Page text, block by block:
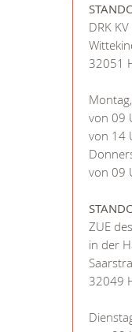
DRK
32051
von 09
von 14
von 09
ZUE
in der
32049